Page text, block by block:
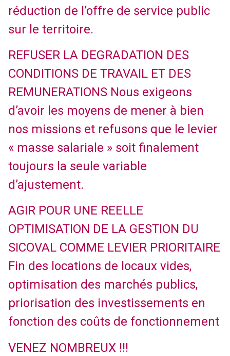
réduction de l’offre de service public
sur le territoire.
REFUSER LA DEGRADATION DES
CONDITIONS DE TRAVAIL ET DES
REMUNERATIONS Nous exigeons
d’avoir les moyens de mener à bien
nos missions et refusons que le levier
« masse salariale » soit finalement
toujours la seule variable
d’ajustement.
AGIR POUR UNE REELLE
OPTIMISATION DE LA GESTION DU
SICOVAL COMME LEVIER PRIORITAIRE
Fin des locations de locaux vides,
optimisation des marchés publics,
priorisation des investissements en
fonction des coûts de fonctionnement
VENEZ NOMBREUX !!!